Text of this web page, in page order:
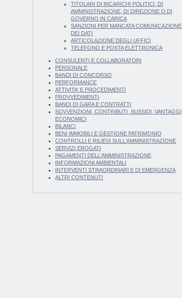
TITOLARI DI INCARICHI POLITICI, DI
AMMINISTRAZIONE, DI DIREZIONE O DI
GOVERNO IN CARICA
SANZIONI PER MANCATA COMUNICAZIONE
DEI DATI
ARTICOLAZIONE DEGLI UFFICI
TELEFONO E POSTA ELETTRONICA
CONSULENTI E COLLABORATORI
PERSONALE
BANDI DI CONCORSO
PERFORMANCE
ATTIVITA' E PROCEDIMENTI
PROVVEDIMENTI
BANDI DI GARA E CONTRATTI
SOVVENZIONI, CONTRIBUTI, SUSSIDI, VANTAGGI
ECONOMICI
BILANCI
BENI IMMOBILI E GESTIONE PATRIMONIO
CONTROLLI E RILIEVI SULL'AMMINISTRAZIONE
SERVIZI EROGATI
PAGAMENTI DELL'AMMINISTRAZIONE
INFORMAZIONI AMBIENTALI
INTERVENTI STRAORDINARI E DI EMERGENZA
ALTRI CONTENUTI